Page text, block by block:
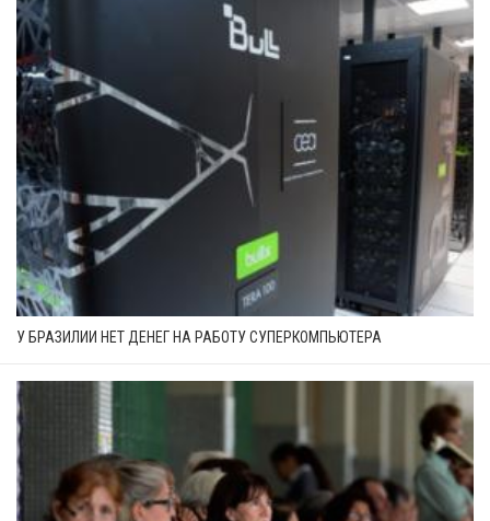
У БРАЗИЛИИ НЕТ ДЕНЕГ НА РАБОТУ СУПЕРКОМПЬЮТЕРА